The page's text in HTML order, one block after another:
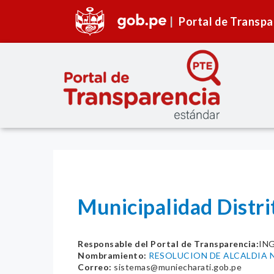
Portal de
Municipalidad
Responsable del Portal de Transparencia:
Nombramiento: RESOLUCION DE ALCALDIA
Correo: sistemas@muniecharati.gob.pe